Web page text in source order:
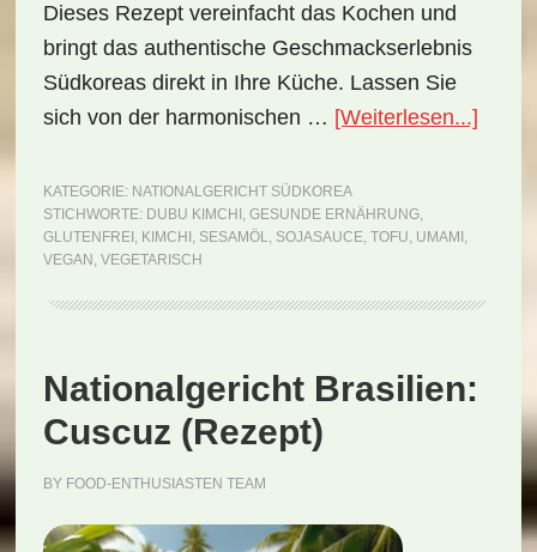
Dieses Rezept vereinfacht das Kochen und
bringt das authentische Geschmackserlebnis
Südkoreas direkt in Ihre Küche. Lassen Sie
sich von der harmonischen … [Weiterlesen...]
KATEGORIE: NATIONALGERICHT SÜDKOREA
STICHWORTE: DUBU KIMCHI , GESUNDE ERNÄHRUNG,
GLUTENFREI , KIMCHI , SESAMÖL, SOJASAUCE, TOFU, UMAMI ,
VEGAN , VEGETARISCH
Nationalgericht Brasilien:
Cuscuz (Rezept)
BY FOOD-ENTHUSIASTEN TEAM